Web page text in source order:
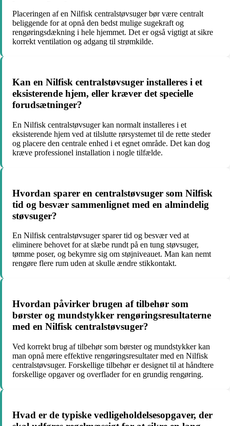
Placeringen af en Nilfisk centralstøvsuger bør være centralt
beliggende for at opnå den bedst mulige sugekraft og
rengøringsdækning i hele hjemmet. Det er også vigtigt at sikre
korrekt ventilation og adgang til strømkilde.
Kan en Nilfisk centralstøvsuger installeres i et
eksisterende hjem, eller kræver det specielle
forudsætninger?
En Nilfisk centralstøvsuger kan normalt installeres i et
eksisterende hjem ved at tilslutte rørsystemet til de rette steder
og placere den centrale enhed i et egnet område. Det kan dog
kræve professionel installation i nogle tilfælde.
Hvordan sparer en centralstøvsuger som Nilfisk
tid og besvær sammenlignet med en almindelig
støvsuger?
En Nilfisk centralstøvsuger sparer tid og besvær ved at
eliminere behovet for at slæbe rundt på en tung støvsuger,
tømme poser, og bekymre sig om støjniveauet. Man kan nemt
rengøre flere rum uden at skulle ændre stikkontakt.
Hvordan påvirker brugen af tilbehør som
børster og mundstykker rengøringsresultaterne
med en Nilfisk centralstøvsuger?
Ved korrekt brug af tilbehør som børster og mundstykker kan
man opnå mere effektive rengøringsresultater med en Nilfisk
centralstøvsuger. Forskellige tilbehør er designet til at håndtere
forskellige opgaver og overflader for en grundig rengøring.
Hvad er de typiske vedligeholdelsesopgaver, der